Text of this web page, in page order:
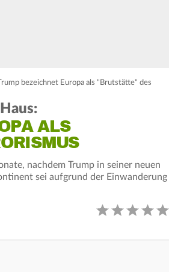
bezeichnet Europa als "Brutstätte" des
ALS
nachdem Trump in seiner neuen
sei aufgrund der Einwanderung